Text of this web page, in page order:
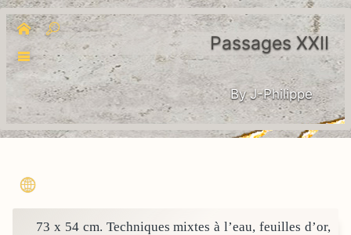
Passages XXII
By J-Philippe
73 x 54 cm. Techniques mixtes à l’eau, feuilles d’or,